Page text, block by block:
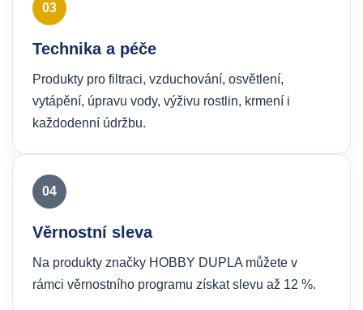
03
Technika a péče
Produkty pro filtraci, vzduchování, osvětlení,
vytápění, úpravu vody, výživu rostlin, krmení i
každodenní údržbu.
04
Věrnostní sleva
Na produkty značky HOBBY DUPLA můžete v
rámci věrnostního programu získat slevu až 12 %.